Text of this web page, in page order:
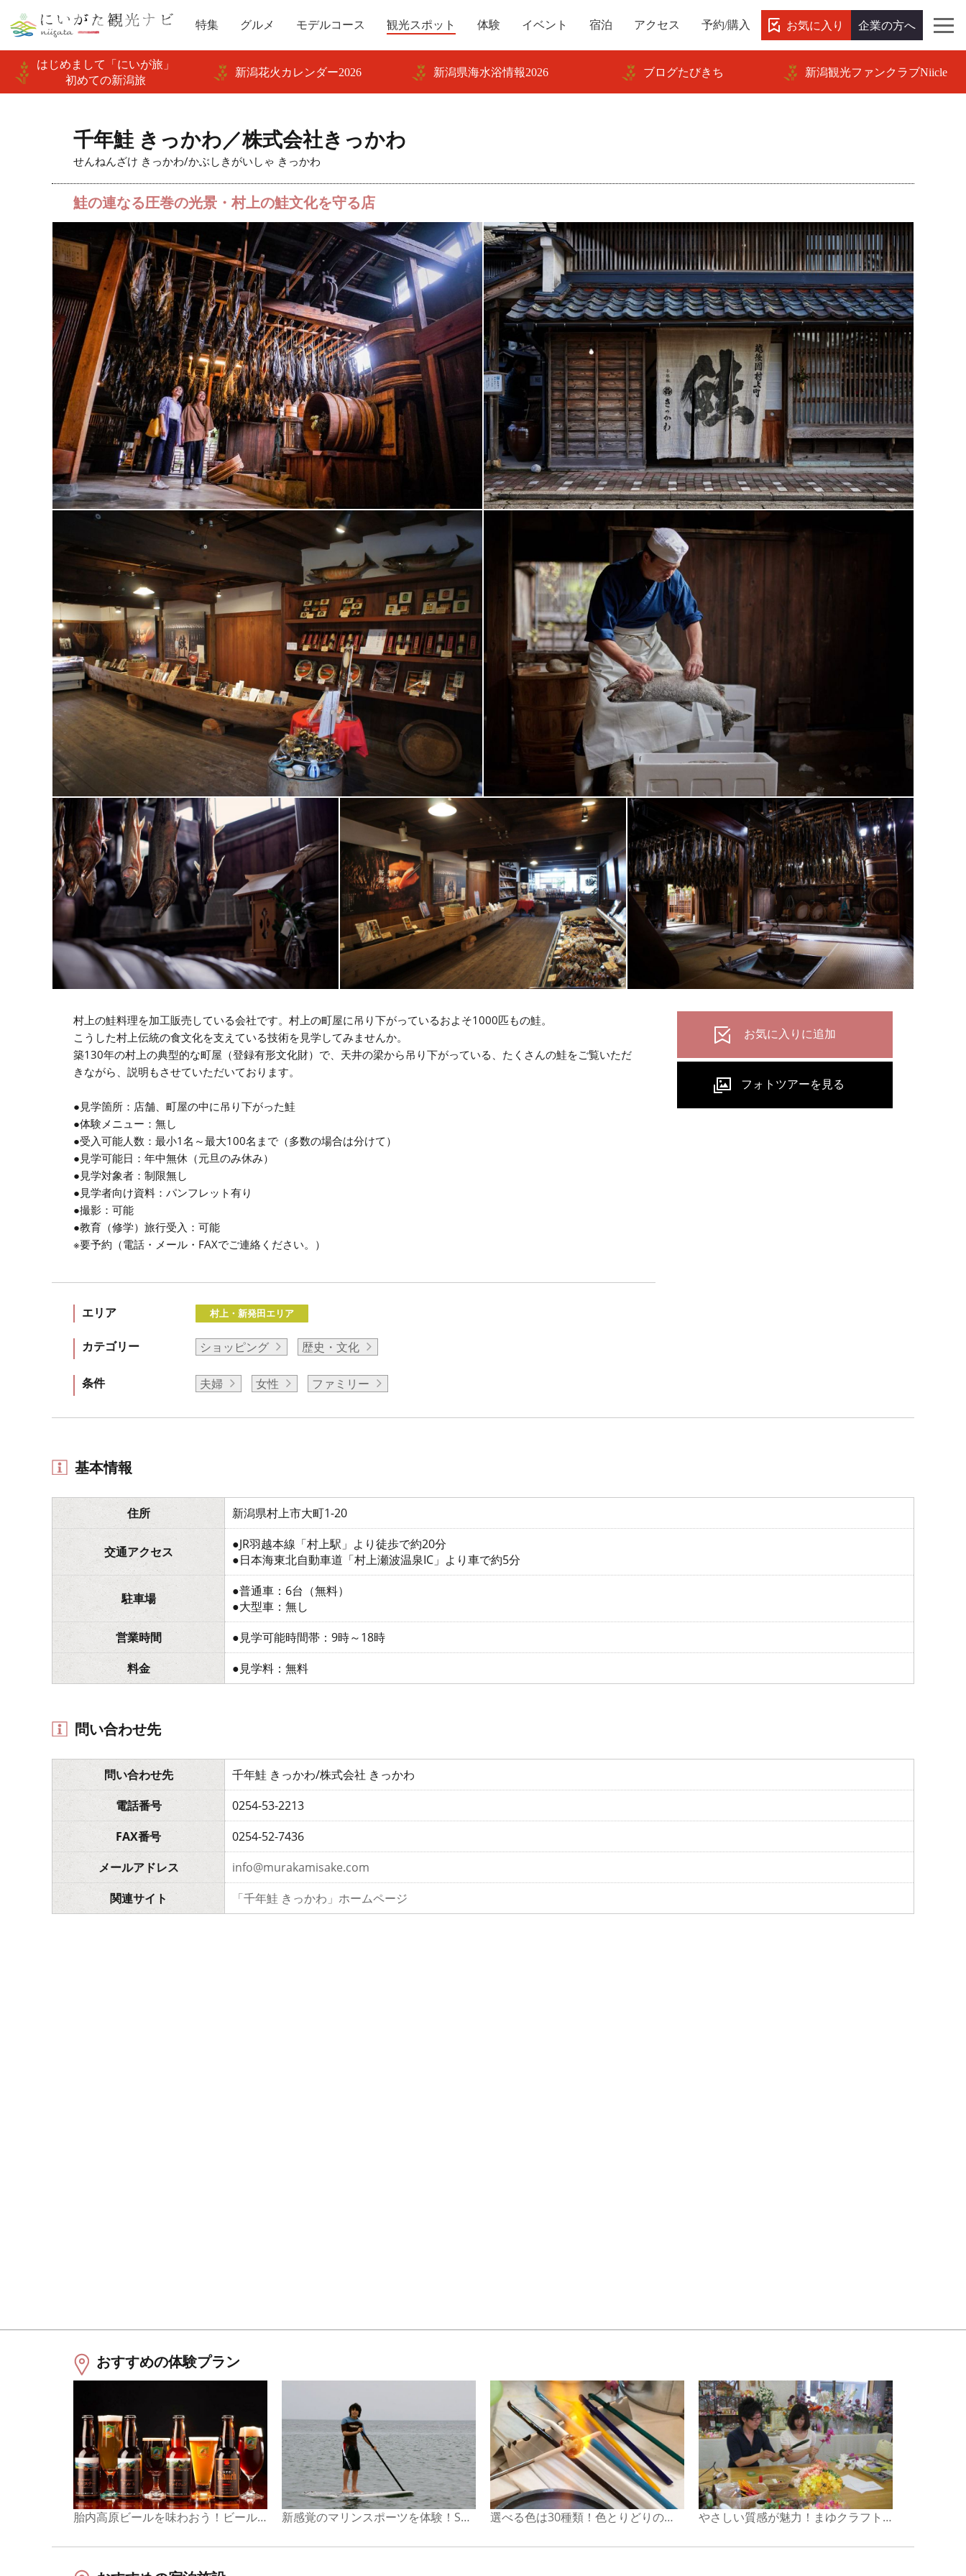
特集 グルメ モデルコース 観光スポット 体験 イベント 宿泊 アクセス 予約/購入 お気に入り 企業の方へ
はじめまして「にいが旅」
初めての新潟旅
新潟花火カレンダー2026 新潟県海水浴情報2026 ブログたびきち 新潟観光ファンクラブNiicle
千年鮭 きっかわ／株式会社きっかわ
せんねんざけ きっかわ/かぶしきがいしゃ きっかわ
鮭の連なる圧巻の光景・村上の鮭文化を守る店
村上の鮭料理を加工販売している会社です。村上の町屋に吊り下がっているおよそ1000匹もの鮭。
こうした村上伝統の食文化を支えている技術を見学してみませんか。
築130年の村上の典型的な町屋（登録有形文化財）で、天井の梁から吊り下がっている、たくさんの鮭をご覧いただ
きながら、説明もさせていただいております。
●見学箇所：店舗、町屋の中に吊り下がった鮭
●体験メニュー：無し
●受入可能人数：最小1名～最大100名まで（多数の場合は分けて）
●見学可能日：年中無休（元旦のみ休み）
●見学対象者：制限無し
●見学者向け資料：パンフレット有り
●撮影：可能
●教育（修学）旅行受入：可能
※要予約（電話・メール・FAXでご連絡ください。）
エリア 村上・新発田エリア
カテゴリー ショッピング 歴史・文化
条件 夫婦 女性 ファミリー
基本情報
住所 新潟県村上市大町1-20
交通アクセス
●JR羽越本線「村上駅」より徒歩で約20分
●日本海東北自動車道「村上瀬波温泉IC」より車で約5分
駐車場
●普通車：6台（無料）
●大型車：無し
営業時間
●見学可能時間帯：9時～18時
料金
●見学料：無料
問い合わせ先
問い合わせ先
千年鮭 きっかわ/株式会社 きっかわ
電話番号
0254-53-2213
FAX番号
0254-52-7436
メールアドレス
info@murakamisake.com
関連サイト
「千年鮭 きっかわ」ホームページ
おすすめの体験プラン
胎内高原ビールを味わおう！ビール製造見学ツアー 新感覚のマリンスポーツを体験！SUPスクール 選べる色は30種類！色とりどりのとんぼ玉を作ろう やさしい質感が魅力！まゆクラフトでシルクフラワー作り